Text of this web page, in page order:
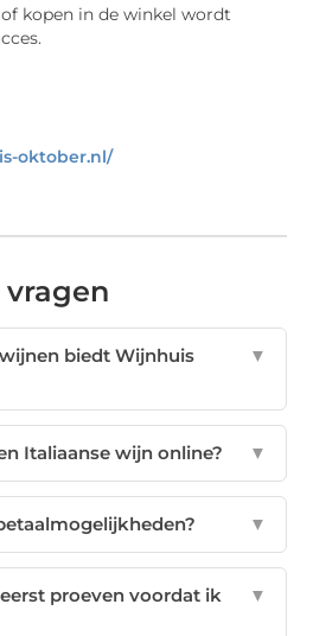
kopen in de winkel wordt
oktober.nl/
biedt Wijnhuis
▼
Italiaanse wijn online? ▼
▼
proeven voordat ik
▼